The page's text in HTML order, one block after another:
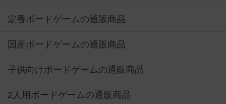
定番ボードゲームの通販商品
国産ボードゲームの通販商品
子供向けボードゲームの通販商品
2人用ボードゲームの通販商品